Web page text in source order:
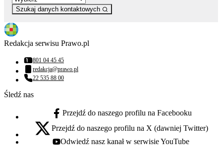
Szukaj danych kontaktowych
Redakcja serwisu Prawo.pl
Numer telefonu:
801 04 45 45
Adres email:
redakcja@prawo.pl
Numer telefonu:
22 535 88 00
Śledź nas
facebook - otwiera się w nowej karcie
Przejdź do naszego profilu na Facebooku
x - otwiera się w nowej karcie
Przejdź do naszego profilu na X (dawniej Twitter)
youtube - otwiera się w nowej karcie
Odwiedź nasz kanał w serwisie YouTube